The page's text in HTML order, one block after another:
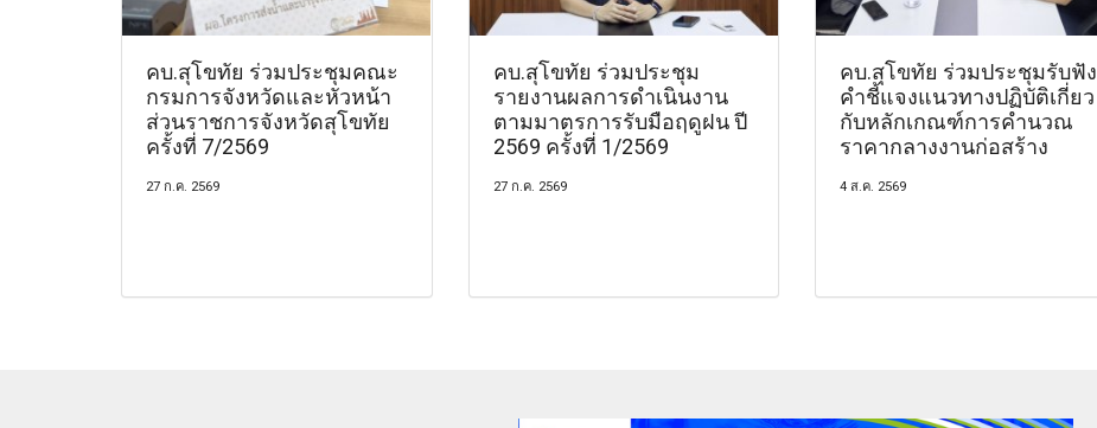
คบ.สุโขทัย ร่วมประชุมคณะ
กรมการจังหวัดและหัวหน้า
ส่วนราชการจังหวัดสุโขทัย
ครั้งที่ 7/2569
27 ก.ค. 2569
คบ.สุโขทัย ร่วมประชุม
รายงานผลการดำเนินงาน
ตามมาตรการรับมือฤดูฝน ปี
2569 ครั้งที่ 1/2569
27 ก.ค. 2569
คบ.สุโขทัย ร่วมประชุมรับฟัง
คำชี้แจงแนวทางปฏิบัติเกี่ยว
กับหลักเกณฑ์การคำนวณ
ราคากลางงานก่อสร้าง
4 ส.ค. 2569